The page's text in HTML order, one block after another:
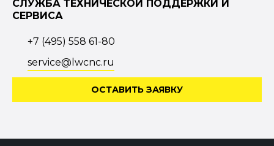
СЛУЖБА ТЕХНИЧЕСКОЙ ПОДДЕРЖКИ И
СЕРВИСА
+7 (495) 558 61-80
service@lwcnc.ru
ОСТАВИТЬ ЗАЯВКУ